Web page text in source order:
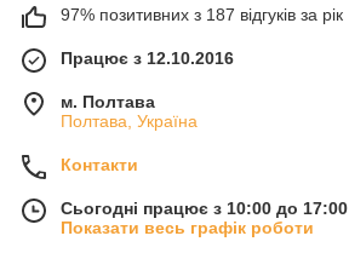
97% позитивних з 187 відгуків за рік
Працює з 12.10.2016
м. Полтава
Полтава, Україна
Контакти
Сьогодні працює з 10:00 до 17:00
Показати весь графік роботи